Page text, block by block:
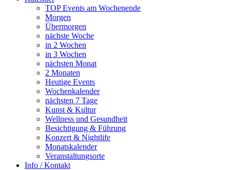
TOP Events am Wochenende
Morgen
Übermorgen
nächste Woche
in 2 Wochen
in 3 Wochen
nächsten Monat
2 Monaten
Heutige Events
Wochenkalender
nächsten 7 Tage
Kunst & Kultur
Wellness und Gesundheit
Besichtigung & Führung
Konzert & Nightlife
Monatskalender
Veranstaltungsorte
Info / Kontakt